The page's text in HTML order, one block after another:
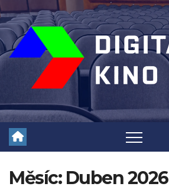
Skip
to
content
Měsíc: Duben 2026